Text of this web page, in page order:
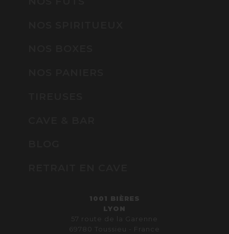
1001 BIÈRES
LYON
57 route de la Garenne
69780 Toussieu - France